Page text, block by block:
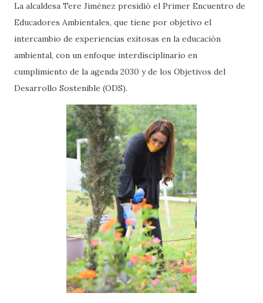
La alcaldesa Tere Jiménez presidió el Primer Encuentro de
Educadores Ambientales, que tiene por objetivo el
intercambio de experiencias exitosas en la educación
ambiental, con un enfoque interdisciplinario en
cumplimiento de la agenda 2030 y de los Objetivos del
Desarrollo Sostenible (ODS).